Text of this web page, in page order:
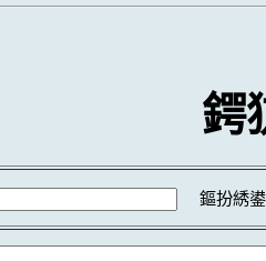
鍔
鏂扮綉